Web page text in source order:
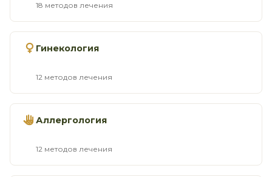
18 методов лечения
Гинекология
12 методов лечения
Аллергология
12 методов лечения